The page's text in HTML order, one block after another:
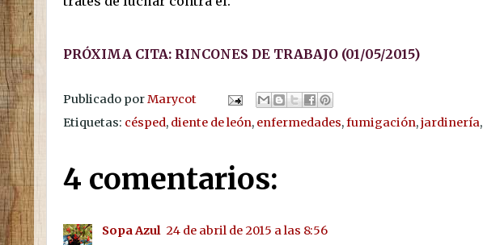
PRÓXIMA CITA: RINCONES DE TRABAJO (01/05/2015)
Publicado porMarycot
Etiquetas: césped, diente de león, enfermedades,fumigación,jardinería,
4 comentarios:
Sopa Azul 24 de abril de 2015 a las 8:56